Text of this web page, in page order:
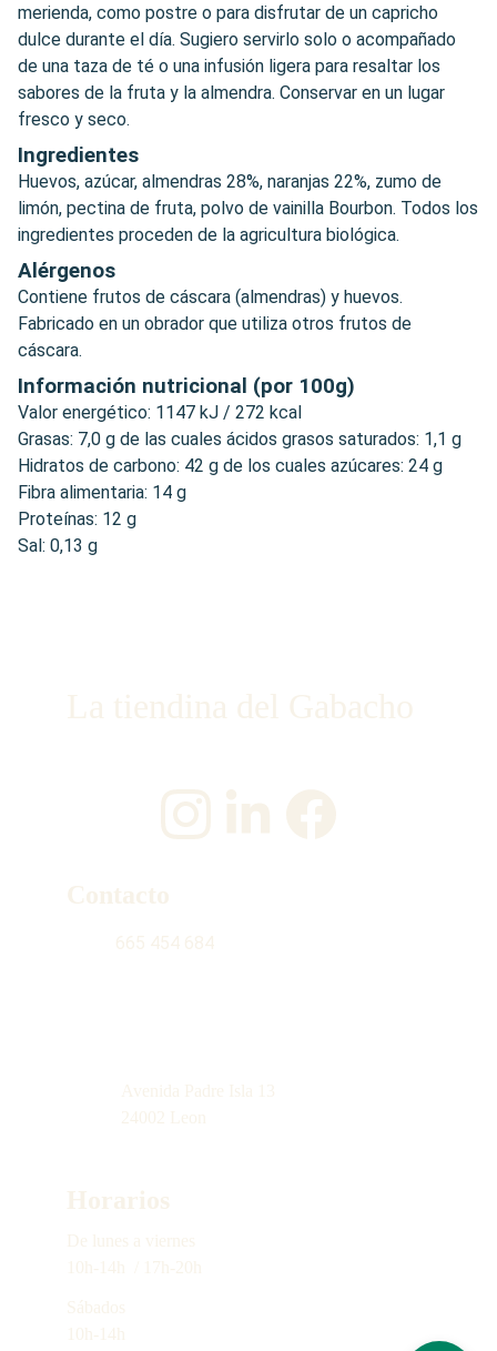
merienda, como postre o para disfrutar de un capricho
dulce durante el día. Sugiero servirlo solo o acompañado
de una taza de té o una infusión ligera para resaltar los
sabores de la fruta y la almendra. Conservar en un lugar
fresco y seco.
Ingredientes
Huevos, azúcar, almendras 28%, naranjas 22%, zumo de
limón, pectina de fruta, polvo de vainilla Bourbon. Todos los
ingredientes proceden de la agricultura biológica.
Alérgenos
Contiene frutos de cáscara (almendras) y huevos.
Fabricado en un obrador que utiliza otros frutos de
cáscara.
Información nutricional (por 100g)
Valor energético: 1147 kJ / 272 kcal
Grasas: 7,0 g de las cuales ácidos grasos saturados: 1,1 g
Hidratos de carbono: 42 g de los cuales azúcares: 24 g
Fibra alimentaria: 14 g
Proteínas: 12 g
Sal: 0,13 g